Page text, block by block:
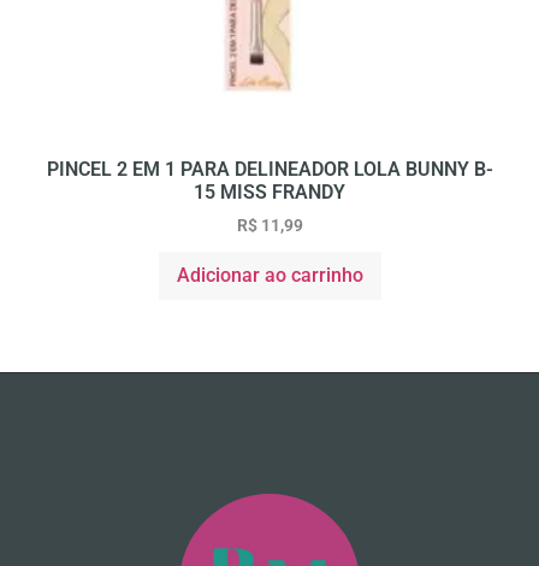
PINCEL 2 EM 1 PARA DELINEADOR LOLA BUNNY B-
15 MISS FRANDY
R$11,99
Adicionar ao carrinho